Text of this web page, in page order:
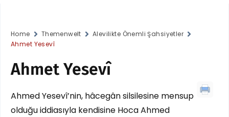
Home Themenwelt
Alevilikte Önemli Şahsiyetler
Ahmet Yesevî
Ahmet Yesevî
Ahmed Yesevî’nin, hâcegân silsilesine mensup
olduğu iddiasıyla kendisine Hoca Ahmed